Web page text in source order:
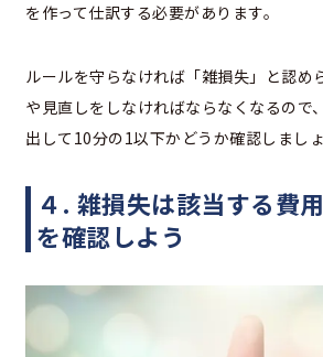
を作って仕訳する必要があります。
ルールを守らなければ「雑損失」と認め
や見直しをしなければならなくなるので
出して10分の1以下かどうか確認しましょ
４. 雑損失は該当する費
を確認しよう